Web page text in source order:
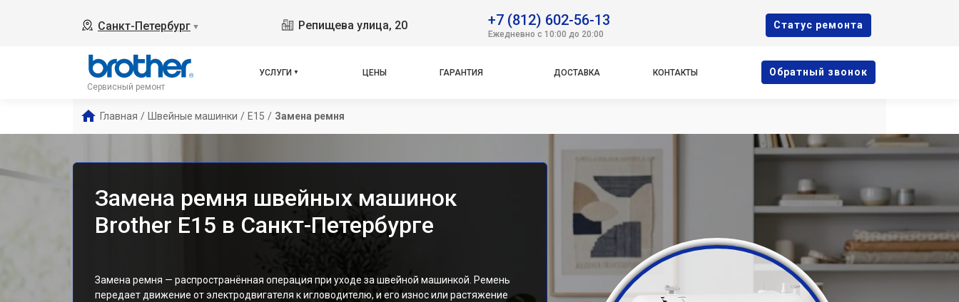
Санкт-Петербург ▼ Репищева улица, 20 +7 (812) 602-56-13
Ежедневно с 10:00 до 20:00
Cтатус ремонта
Сервисный ремонт
УСЛУГИ ЦЕНЫ ГАРАНТИЯ ДОСТАВКА КОНТАКТЫ Oбратный звонок
Главная / Швейные машинки / E15 / Замена ремня
Замена ремня швейных машинок
Brother E15 в Санкт-Петербурге
Замена ремня — распространённая операция при уходе за швейной машинкой. Ремень
передает движение от электродвигателя к игловодителю, и его износ или растяжение